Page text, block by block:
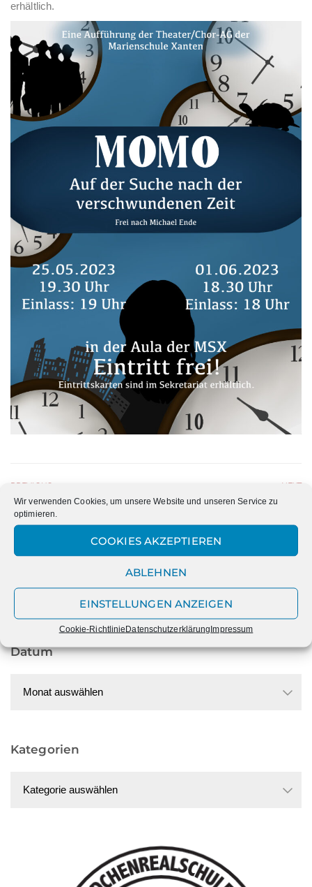
Wir verwenden Cookies, um unsere Website und unseren Service zu
optimieren.
COOKIES AKZEPTIEREN
ABLEHNEN
EINSTELLUNGEN ANZEIGEN
Cookie-RichtlinieDatenschutzerklärungImpressum
erhältlich.
PREVIOUS
MR. QUEENS BIG BAND
XANTEN GIBT WIEDER
FRÜHJAHRESKONZERT IM
NEXT
HAPPY WEEK AN DER
Datum
Kategorien